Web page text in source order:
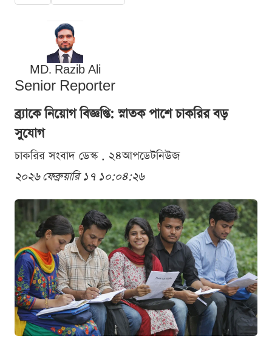
MD. Razib Ali
Senior Reporter
ব্র্যাকে নিয়োগ বিজ্ঞপ্তি: স্নাতক পাশে চাকরির বড়
সুযোগ
চাকরির সংবাদ ডেস্ক . ২৪আপডেটনিউজ
২০২৬ ফেব্রুয়ারি ১৭ ১০:০৪:২৬